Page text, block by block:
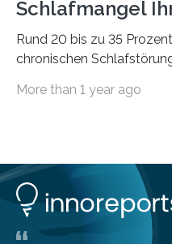
Schlafmangel
Rund 20 bis zu 35
chronischen
Erwachsene kennt
Forscher:innen konnten in
zeigen, dass sich die
deutlich unterscheiden.
wurden im Fachmagazin
More than 1 year ago